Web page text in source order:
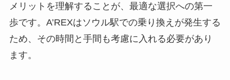
メリットを理解することが、最適な選択への第一
歩です。A’REXはソウル駅での乗り換えが発生する
ため、その時間と手間も考慮に入れる必要があり
ます。